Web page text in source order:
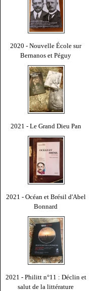
2020 - Nouvelle École sur
Bernanos et Péguy
2021 - Le Grand Dieu Pan
2021 - Océan et Brésil d'Abel
Bonnard
2021 - Philitt n°11 : Déclin et
salut de la littérature